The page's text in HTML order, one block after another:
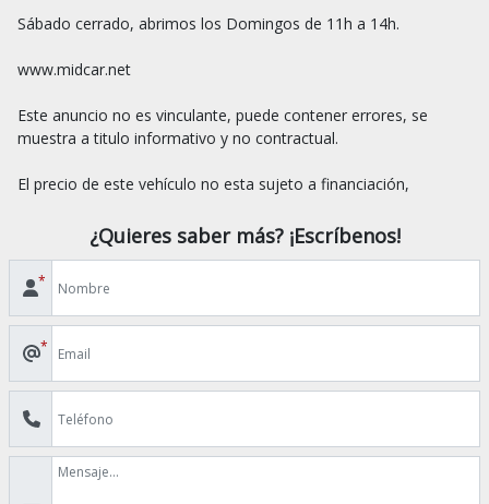
Sábado cerrado, abrimos los Domingos de 11h a 14h.
www.midcar.net
Este anuncio no es vinculante, puede contener errores, se
muestra a titulo informativo y no contractual.
¿Quieres saber más? ¡Escríbenos!
*
*